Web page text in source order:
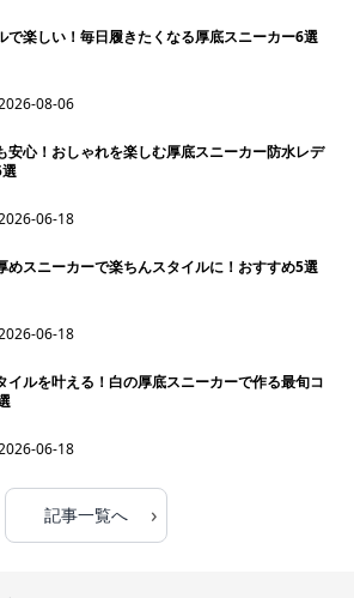
で楽しい！毎日履きたくなる厚底スニーカー6選
08-06
安心！おしゃれを楽しむ厚底スニーカー防水レデ
06-18
めスニーカーで楽ちんスタイルに！おすすめ5選
06-18
イルを叶える！白の厚底スニーカーで作る最旬コ
06-18
記事一覧へ ›